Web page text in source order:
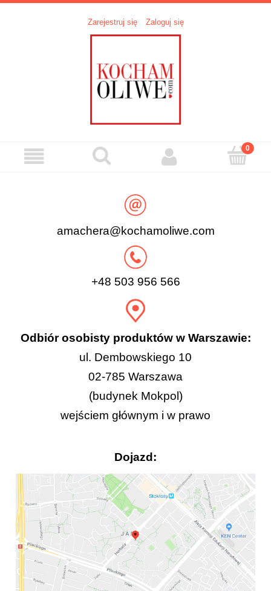
Zarejestruj się Zaloguj się
amachera@kochamoliwe.com
+48 503 956 566
Odbiór osobisty produktów w Warszawie:
ul. Dembowskiego 10
02-785 Warszawa
(budynek Mokpol)
wejściem głównym i w prawo
Dojazd: